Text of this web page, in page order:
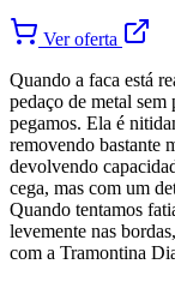
Ver oferta
Quando a faca está
pedaço de metal
pegamos. Ela é
removendo bastante
devolvendo
cega, mas com um
Quando tentamos
levemente nas
com a Tramontina